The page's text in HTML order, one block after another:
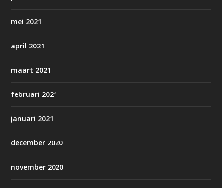
mei 2021
april 2021
maart 2021
februari 2021
januari 2021
december 2020
november 2020